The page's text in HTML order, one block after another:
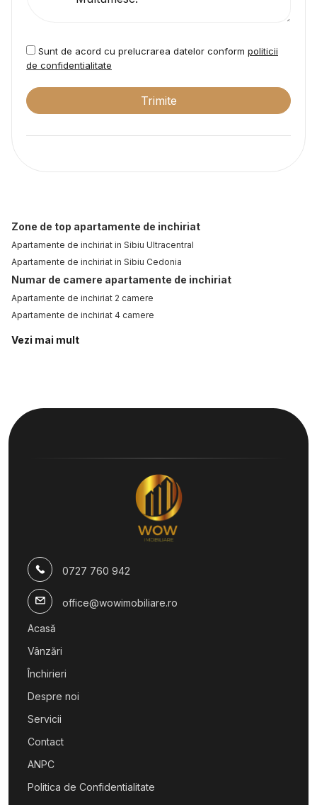
Sunt de acord cu prelucrarea datelor conform politicii
de confidentialitate
Zone de top apartamente de inchiriat
Apartamente de inchiriat in Sibiu Ultracentral
Apartamente de inchiriat in Sibiu Cedonia
Numar de camere apartamente de inchiriat
Apartamente de inchiriat 2 camere
Apartamente de inchiriat 4 camere
Apartamente de inchiriat
Spatii birouri de inchiriat in Sibiu
Spatii comerciale de inchiriat
Spatii comerciale de inchiriat in Sibiu
Spatii comerciale de inchiriat in Sibiu Sub Arini
Spatii comerciale de inchiriat in Sibiu Calea Dumbravii
Spatii comerciale de inchiriat in Sibiu Selimbar
Spatii comerciale de inchiriat in Sibiu Central
Vezi mai mult
0727 760 942
office@wowimobiliare.ro
Acasă
Vânzări
Închirieri
Despre noi
Servicii
Contact
ANPC
Politica de Confidentialitate